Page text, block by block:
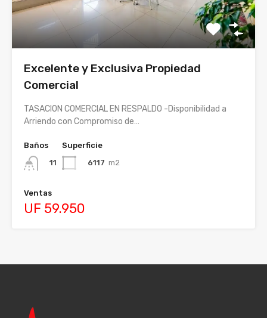
Excelente y Exclusiva Propiedad
Comercial
TASACION COMERCIAL EN RESPALDO -Disponibilidad a
Arriendo con Compromiso de…
Baños
11
Superficie
6117 m2
Ventas
UF 59.950